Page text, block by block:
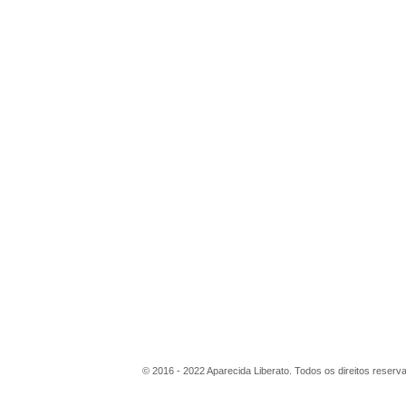
© 2016 - 2022 Aparecida Liberato. Todos os direitos